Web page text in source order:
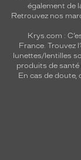
également de
Retrouvez nos
Krys.com :
France. Trouvez
lunettes/lentilles
produits de santé
En cas de doute,